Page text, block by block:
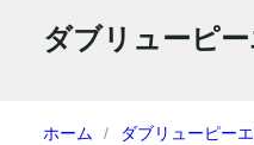
ダブリューピ
ホーム ダブリューピー